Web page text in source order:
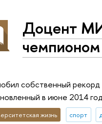
Доцент
собственный рекорд
в июне 2014
жизнь спорт